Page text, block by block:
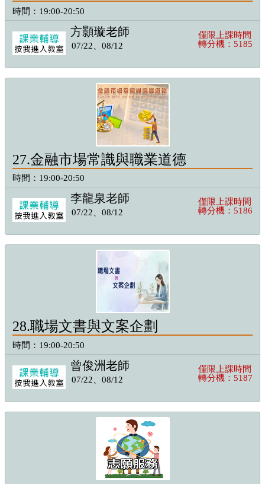
時間：19:00-20:50
方顥璇老師
僅限上課時間
轉分機：5185
07/22、08/12
27.金融市場常識與職業道德
時間：19:00-20:50
李龍泉老師
僅限上課時間
轉分機：5186
07/22、08/12
28.職場文書與文案企劃
時間：19:00-20:50
曾俊洲老師
僅限上課時間
轉分機：5187
07/22、08/12